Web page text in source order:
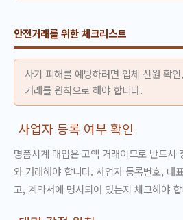
안전거래를 위한 체크리스트
사기 피해를 예방하려면 업체 신원 확
거래를 원칙으로 해야 합니다.
사업자 등록 여부 확인
명품시계 매입은 고액 거래이므로 반드시
와 거래해야 합니다. 사업자 등록번호, 대
고, 계약서에 명시되어 있는지 체크해야